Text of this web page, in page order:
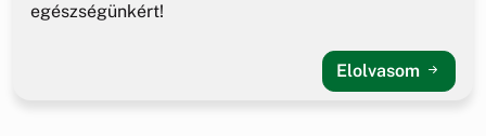
egészségünkért!
Elolvasom